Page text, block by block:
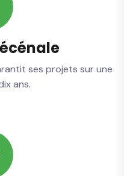
ses projets sur une
ans.